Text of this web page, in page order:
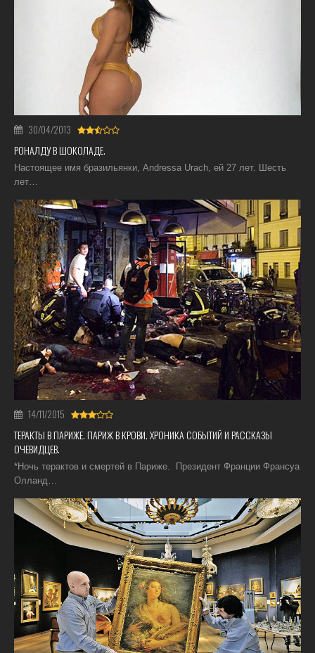
30/04/2013
РОНАЛДУ В ШОКОЛАДЕ.
Настоящее имя бразильянки, Andressa Urach, ей 27 лет. Шесть
лет…
14/11/2015
ТЕРАКТЫ В ПАРИЖЕ. ПАРИЖ В КРОВИ. ХРОНИКА СОБЫТИЙ И РАССКАЗЫ
ОЧЕВИДЦЕВ.
*Ночь терактов и смертей в Париже. Президент Франции Франсуа
Олланд…